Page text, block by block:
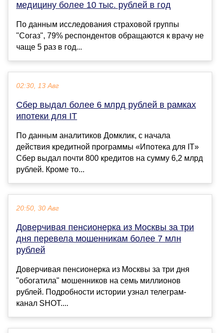
медицину более 10 тыс. рублей в год
По данным исследования страховой группы
"Согаз", 79% респондентов обращаются к врачу не
чаще 5 раз в год...
02:30, 13 Авг
Сбер выдал более 6 млрд рублей в рамках
ипотеки для IT
По данным аналитиков Домклик, с начала
действия кредитной программы «Ипотека для IT»
Сбер выдал почти 800 кредитов на сумму 6,2 млрд
рублей. Кроме то...
20:50, 30 Авг
Доверчивая пенсионерка из Москвы за три
дня перевела мошенникам более 7 млн
рублей
Доверчивая пенсионерка из Москвы за три дня
"обогатила" мошенников на семь миллионов
рублей. Подробности истории узнал телеграм-
канал SHOT....